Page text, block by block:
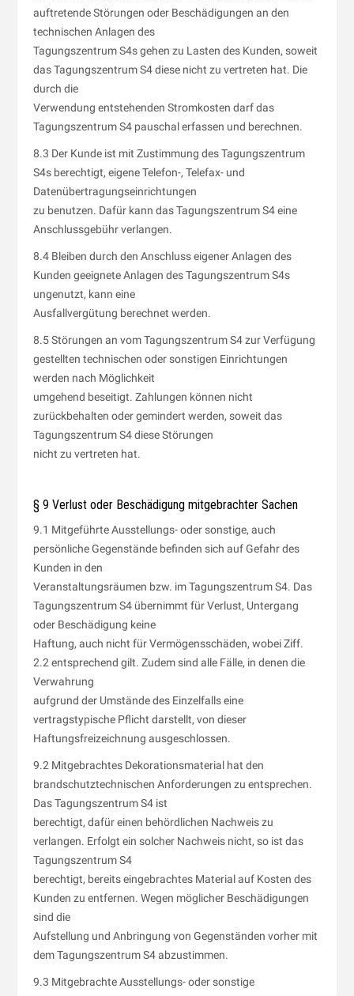
auftretende Störungen oder Beschädigungen an den
technischen Anlagen des
Tagungszentrum S4s gehen zu Lasten des Kunden, soweit
das Tagungszentrum S4 diese nicht zu vertreten hat. Die
durch die
Verwendung entstehenden Stromkosten darf das
Tagungszentrum S4 pauschal erfassen und berechnen.
8.3 Der Kunde ist mit Zustimmung des Tagungszentrum
S4s berechtigt, eigene Telefon-, Telefax- und
Datenübertragungseinrichtungen
zu benutzen. Dafür kann das Tagungszentrum S4 eine
Anschlussgebühr verlangen.
8.4 Bleiben durch den Anschluss eigener Anlagen des
Kunden geeignete Anlagen des Tagungszentrum S4s
ungenutzt, kann eine
Ausfallvergütung berechnet werden.
8.5 Störungen an vom Tagungszentrum S4 zur Verfügung
gestellten technischen oder sonstigen Einrichtungen
werden nach Möglichkeit
umgehend beseitigt. Zahlungen können nicht
zurückbehalten oder gemindert werden, soweit das
Tagungszentrum S4 diese Störungen
nicht zu vertreten hat.
§ 9 Verlust oder Beschädigung mitgebrachter Sachen
9.1 Mitgeführte Ausstellungs- oder sonstige, auch
persönliche Gegenstände befinden sich auf Gefahr des
Kunden in den
Veranstaltungsräumen bzw. im Tagungszentrum S4. Das
Tagungszentrum S4 übernimmt für Verlust, Untergang
oder Beschädigung keine
Haftung, auch nicht für Vermögensschäden, wobei Ziff.
2.2 entsprechend gilt. Zudem sind alle Fälle, in denen die
Verwahrung
aufgrund der Umstände des Einzelfalls eine
vertragstypische Pflicht darstellt, von dieser
Haftungsfreizeichnung ausgeschlossen.
9.2 Mitgebrachtes Dekorationsmaterial hat den
brandschutztechnischen Anforderungen zu entsprechen.
Das Tagungszentrum S4 ist
berechtigt, dafür einen behördlichen Nachweis zu
verlangen. Erfolgt ein solcher Nachweis nicht, so ist das
Tagungszentrum S4
berechtigt, bereits eingebrachtes Material auf Kosten des
Kunden zu entfernen. Wegen möglicher Beschädigungen
sind die
Aufstellung und Anbringung von Gegenständen vorher mit
dem Tagungszentrum S4 abzustimmen.
9.3 Mitgebrachte Ausstellungs- oder sonstige